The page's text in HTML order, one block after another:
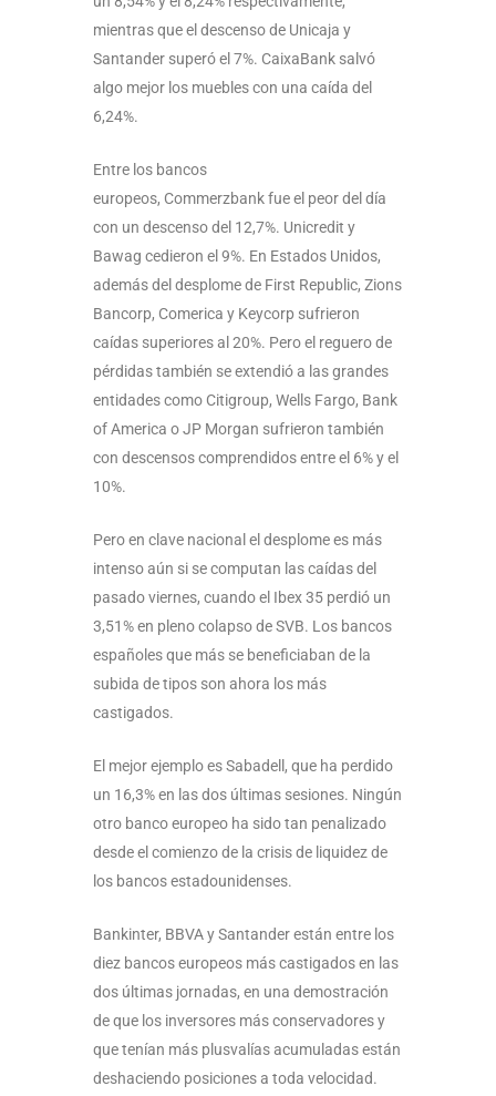
mientras que el descenso de Unicaja y
Santander superó el 7%. CaixaBank salvó
algo mejor los muebles con una caída del
6,24%.
Entre los bancos
europeos, Commerzbank fue el peor del día
con un descenso del 12,7%. Unicredit y
Bawag cedieron el 9%. En Estados Unidos,
además del desplome de First Republic, Zions
Bancorp, Comerica y Keycorp sufrieron
caídas superiores al 20%. Pero el reguero de
pérdidas también se extendió a las grandes
entidades como Citigroup, Wells Fargo, Bank
of America o JP Morgan sufrieron también
con descensos comprendidos entre el 6% y el
10%.
Pero en clave nacional el desplome es más
intenso aún si se computan las caídas del
pasado viernes, cuando el Ibex 35 perdió un
3,51% en pleno colapso de SVB. Los bancos
españoles que más se beneficiaban de la
subida de tipos son ahora los más
castigados.
El mejor ejemplo es Sabadell, que ha perdido
un 16,3% en las dos últimas sesiones. Ningún
otro banco europeo ha sido tan penalizado
desde el comienzo de la crisis de liquidez de
los bancos estadounidenses.
Bankinter, BBVA y Santander están entre los
diez bancos europeos más castigados en las
dos últimas jornadas, en una demostración
de que los inversores más conservadores y
que tenían más plusvalías acumuladas están
deshaciendo posiciones a toda velocidad.